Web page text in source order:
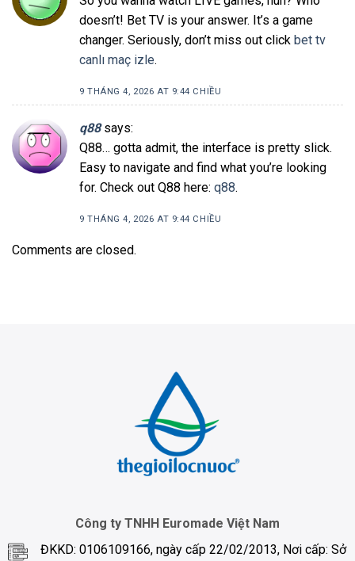
doesn’t! Bet TV is your answer. It’s a game
changer. Seriously, don’t miss out click bet tv
canlı maç izle.
9 THÁNG 4, 2026 AT 9:44 CHIỀU
q88 says:
Q88… gotta admit, the interface is pretty slick.
Easy to navigate and find what you’re looking
for. Check out Q88 here: q88.
9 THÁNG 4, 2026 AT 9:44 CHIỀU
Comments are closed.
Công ty TNHH Euromade Việt Nam
ĐKKD: 0106109166, ngày cấp 22/02/2013, Nơi cấp: Sở